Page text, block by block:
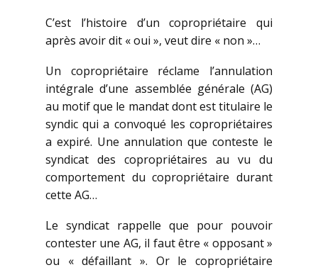
C’est l’histoire d’un copropriétaire qui
après avoir dit « oui », veut dire « non »…
Un copropriétaire réclame l’annulation
intégrale d’une assemblée générale (AG)
au motif que le mandat dont est titulaire le
syndic qui a convoqué les copropriétaires
a expiré. Une annulation que conteste le
syndicat des copropriétaires au vu du
comportement du copropriétaire durant
cette AG…
Le syndicat rappelle que pour pouvoir
contester une AG, il faut être « opposant »
ou « défaillant ». Or le copropriétaire